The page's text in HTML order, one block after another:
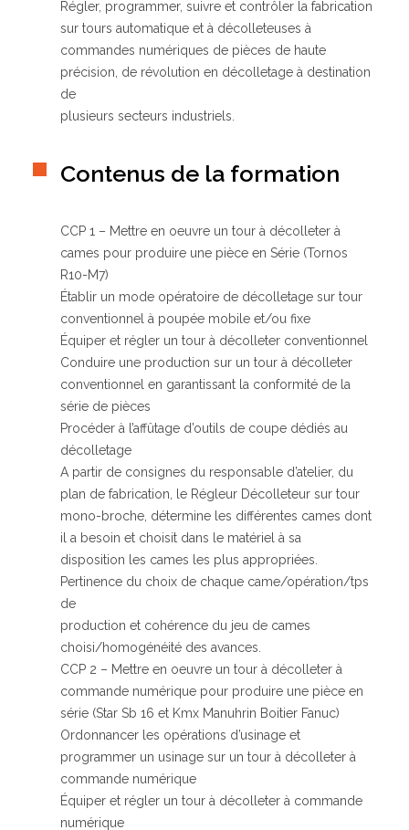
Qui sommes-nous ?
GRETA-CFA de Besançon
GRETA-CFA Haute-Saône – Nord Franche-Comté
GRETA-CFA du Haut-Doubs
Nos offres d’emplois
Régler, programmer, suivre et contrôler la fabrication
sur tours automatique et à décolleteuses à
commandes numériques de pièces de haute
précision, de révolution en décolletage à destination
de
plusieurs secteurs industriels.
Contenus de la formation
CCP 1 – Mettre en oeuvre un tour à décolleter à
cames pour produire une pièce en Série (Tornos
R10-M7)
Établir un mode opératoire de décolletage sur tour
conventionnel à poupée mobile et/ou fixe
Équiper et régler un tour à décolleter conventionnel
Conduire une production sur un tour à décolleter
conventionnel en garantissant la conformité de la
série de pièces
Procéder à l’affûtage d’outils de coupe dédiés au
décolletage
A partir de consignes du responsable d’atelier, du
plan de fabrication, le Régleur Décolleteur sur tour
mono-broche, détermine les différentes cames dont
il a besoin et choisit dans le matériel à sa
disposition les cames les plus appropriées.
Pertinence du choix de chaque came/opération/tps
de
production et cohérence du jeu de cames
choisi/homogénéité des avances.
CCP 2 – Mettre en oeuvre un tour à décolleter à
commande numérique pour produire une pièce en
série (Star Sb 16 et Kmx Manuhrin Boitier Fanuc)
Ordonnancer les opérations d’usinage et
programmer un usinage sur un tour à décolleter à
commande numérique
Équiper et régler un tour à décolleter à commande
numérique